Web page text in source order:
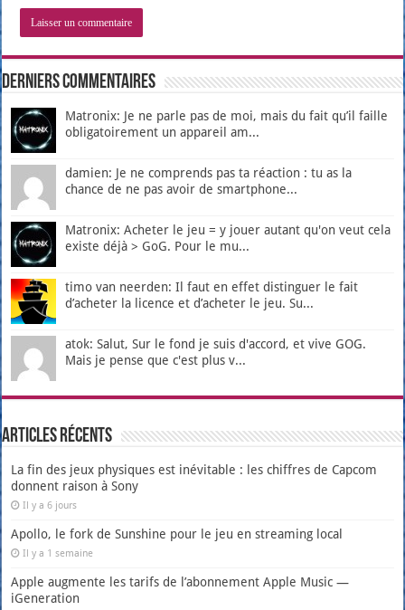
Derniers Commentaires
Matronix: Je ne parle pas de moi, mais du fait qu’il faille
obligatoirement un appareil am...
damien: Je ne comprends pas ta réaction : tu as la
chance de ne pas avoir de smartphone...
Matronix: Acheter le jeu = y jouer autant qu'on veut cela
existe déjà > GoG. Pour le mu...
timo van neerden: Il faut en effet distinguer le fait
d’acheter la licence et d’acheter le jeu. Su...
atok: Salut, Sur le fond je suis d'accord, et vive GOG.
Mais je pense que c'est plus v...
Articles récents
La fin des jeux physiques est inévitable : les chiffres de Capcom
donnent raison à Sony
Il y a 6 jours
Apollo, le fork de Sunshine pour le jeu en streaming local
Il y a 1 semaine
Apple augmente les tarifs de l’abonnement Apple Music —
iGeneration